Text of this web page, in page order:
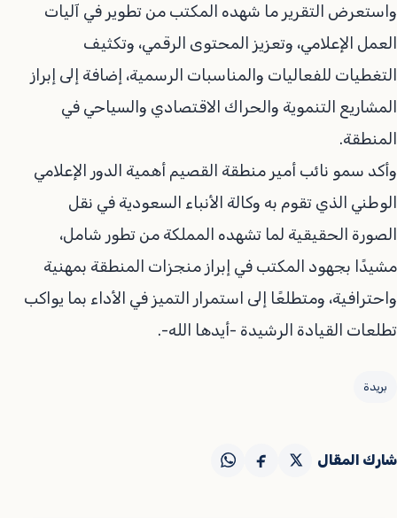
واستعرض التقرير ما شهده المكتب من تطوير في آليات
العمل الإعلامي، وتعزيز المحتوى الرقمي، وتكثيف
التغطيات للفعاليات والمناسبات الرسمية، إضافة إلى إبراز
المشاريع التنموية والحراك الاقتصادي والسياحي في
المنطقة.
وأكد سمو نائب أمير منطقة القصيم أهمية الدور الإعلامي
الوطني الذي تقوم به وكالة الأنباء السعودية في نقل
الصورة الحقيقية لما تشهده المملكة من تطور شامل،
مشيدًا بجهود المكتب في إبراز منجزات المنطقة بمهنية
واحترافية، ومتطلعًا إلى استمرار التميز في الأداء بما يواكب
تطلعات القيادة الرشيدة -أيدها الله-.
بريدة
شارك المقال